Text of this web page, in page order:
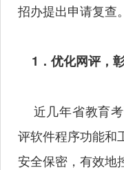
招办提出申请复查。
1．优化网评，
近几年省教育考
评软件程序功能和
安全保密，有效地